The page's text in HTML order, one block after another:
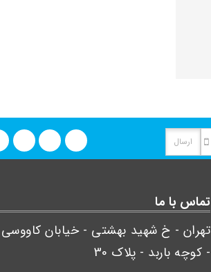
تماس با ما
تهران - خ شهید بهشتی - خیابان کاووسی
- کوچه باربد - پلاک 30